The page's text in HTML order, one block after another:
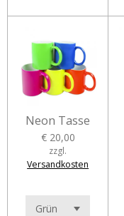
Neon Tasse
€ 20,00
zzgl.
Versandkosten